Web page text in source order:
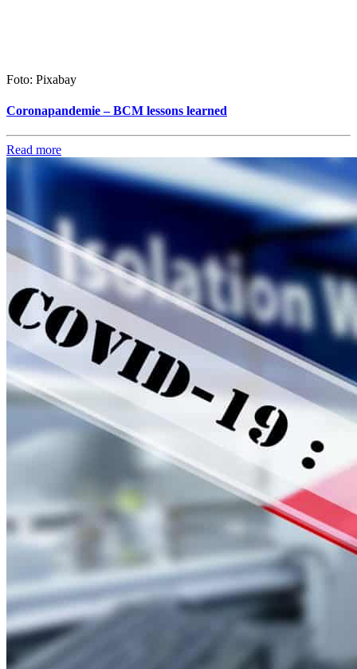
Foto: Pixabay
Coronapandemie – BCM lessons learned
Read more